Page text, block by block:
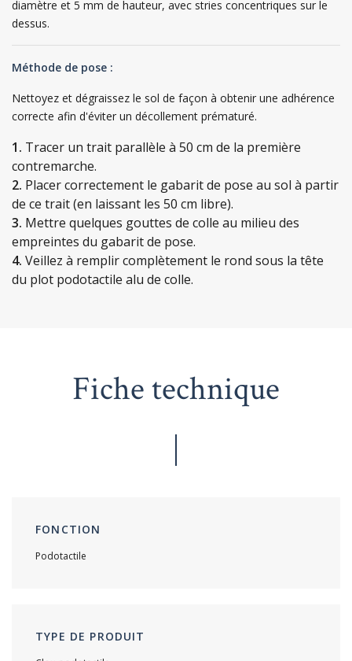
diamètre et 5 mm de hauteur, avec stries concentriques sur le
dessus.
Méthode de pose :
Nettoyez et dégraissez le sol de façon à obtenir une adhérence
correcte afin d'éviter un décollement prématuré.
1. Tracer un trait parallèle à 50 cm de la première
contremarche.
2. Placer correctement le gabarit de pose au sol à partir
de ce trait (en laissant les 50 cm libre).
3. Mettre quelques gouttes de colle au milieu des
empreintes du gabarit de pose.
4. Veillez à remplir complètement le rond sous la tête
du plot podotactile alu de colle.
Fiche technique
FONCTION
Podotactile
TYPE DE PRODUIT